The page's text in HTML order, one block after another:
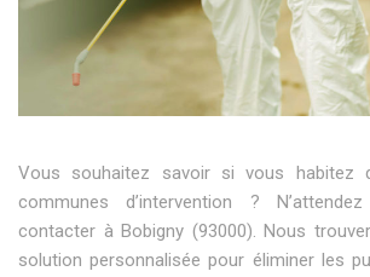
Vous souhaitez savoir si vous habitez
communes d’intervention ?
contacter à Bobigny (93000). Nous
solution personnalisée pour éliminer les